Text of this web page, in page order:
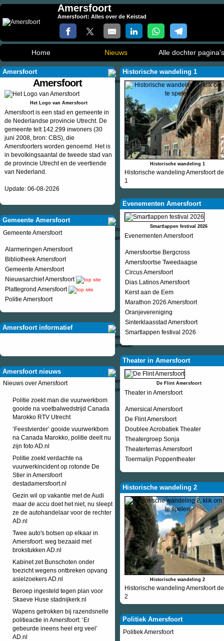
Amersfoort
Amersfoort: Alles over de Keistad
Home Nieuws Alle dochter pagina's
Amersfoort
Amersfoort
Het Logo van Amersfoort
Amersfoort is een stad en gemeente in
de Nederlandse provincie Utrecht. De
gemeente telt 142.299 inwoners (30
juni 2008, bron: CBS), die
Amersfoorters worden genoemd. Het is
in bevolkingsaantal de tweede stad van
de provincie Utrecht en de veertiende
van Nederland.
Update: 06-08-2026
Gemeente Amersfoort
Gemeente Amersfoort
Alarmeringen Amersfoort
Bibliotheek Amersfoort
Gemeente Amersfoort
Nieuwsarchief Amersfoort
Plattegrond Amersfoort
Politie Amersfoort
Amersfoort informatief
Amersfoort nieuws
Nieuws over Amersfoort
Politie zoekt man die vuurwerkbom
gooide na voetbalwedstrijd Canada
Marokko RTV Utrecht
‘Feestvierder’ gooide vuurwerkbom
na Canada Marokko, politie deelt nu
zijn foto AD.nl
Politie zoekt verdachte na
vuurwerkincident op rotonde De
Stier in Amersfoort
destadamersfoort.nl
Gezin wil op vakantie met de Audi
maar de accu doet het niet, nu sleept
ze de autohandelaar voor de rechter
AD.nl
Twee auto's botsen op elkaar in
Amersfoort: weg bezaaid met
brokstukken AD.nl
Kabinet zet Bunschoten onder
toezicht wegens ontbreken opvang
asielzoekers AD.nl
Beroep ingesteld tegen plan voor
Skaeve Huse stadnijkerk.nl
Wapens getrokken bij razendsnelle
politieactie in Amersfoort: ‘Er
gebeurde ineens heel erg veel’
AD.nl
Historische wandeling 1
Historische wandeling 1
Historische wandeling Amersfoort
1
Evenementen Amersfoort
Smartlappen festival 2026
Evenementen Amersfoort
Amersfoortse Bergcross
Amersfoortse Tweedaagse
Circus Amersfoort
Dias Latinos Amersfoort
Kerst aan de Eem
Marathon 2026 Amersfoort
Oranjevereniging
Sinterklaasstad Amersfoort
Smartlappen festival 2026
Theater in Amersfoort
De Flint Amersfoort
Theater in Amersfoort
Amersical Amersfoort
De Flint Amersfoort
Doublee Acrobatiek Theater
Theatergroep Sonja
Theaterterras Amersfoort
Toermalijn Poppentheater
Historische wandeling 2
Historische wandeling 2
Historische wandeling Amersfoort
2
Politiek Amersfoort
Politiek Amersfoort